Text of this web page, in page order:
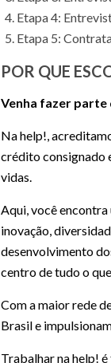
Etapa 4:
Etapa 5:
POR QUE
Venha fazer parte
Na help!,
crédito consignado
vidas.
Aqui, você
inovação,
desenvolvimento
centro de tudo o
Com a maior rede
Brasil e
Trabalhar na help!